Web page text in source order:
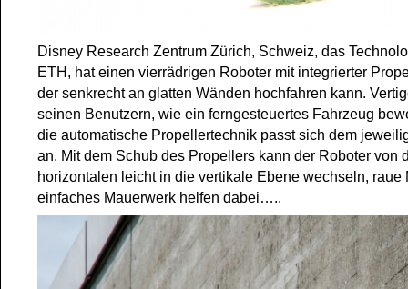
Disney Research Zentrum Zürich, Schweiz, das
ETH, hat einen vierrädrigen Roboter mit integrierter
der senkrecht an glatten Wänden hochfahren kann.
seinen Benutzern, wie ein ferngesteuertes Fahrzeug
die automatische Propellertechnik passt sich dem
an. Mit dem Schub des Propellers kann der Roboter von
horizontalen leicht in die vertikale Ebene wechseln, raue
einfaches Mauerwerk helfen dabei…..